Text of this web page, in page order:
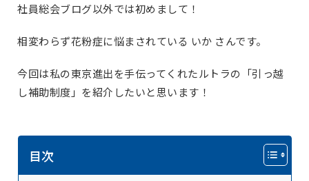
社員総会ブログ以外では初めまして！
相変わらず花粉症に悩まされている いか さんです。
今回は私の東京進出を手伝ってくれたルトラの「引っ越
し補助制度」を紹介したいと思います！
目次